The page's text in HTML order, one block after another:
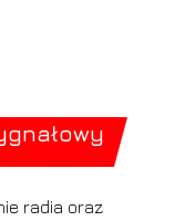
radia oraz